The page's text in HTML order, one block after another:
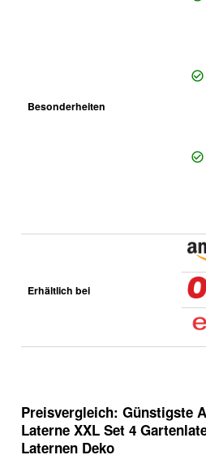
Besonderheiten
Erhältlich bei
Preisvergleich: Günstigste
Laterne XXL Set 4
Laternen Deko